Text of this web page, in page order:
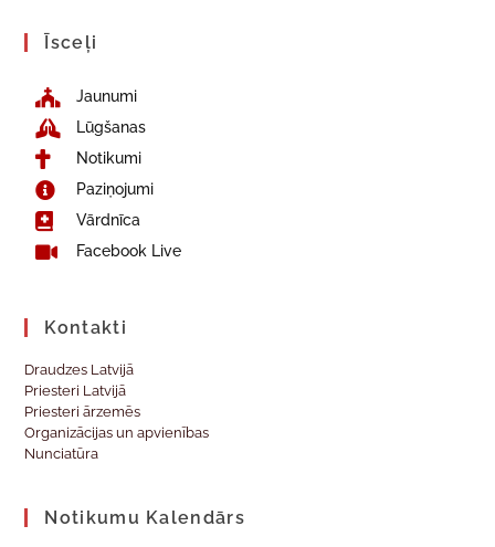
Īsceļi
Jaunumi
Lūgšanas
Notikumi
Paziņojumi
Vārdnīca
Facebook Live
Kontakti
Draudzes Latvijā
Priesteri Latvijā
Priesteri ārzemēs
Organizācijas un apvienības
Nunciatūra
Notikumu Kalendārs